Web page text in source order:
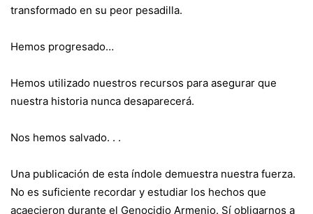
transformado en su peor pesadilla.
Hemos progresado…
Hemos utilizado nuestros recursos para asegurar que
nuestra historia nunca desaparecerá.
Nos hemos salvado. . .
Una publicación de esta índole demuestra nuestra fuerza.
No es suficiente recordar y estudiar los hechos que
acaecieron durante el Genocidio Armenio. Sí obligarnos a